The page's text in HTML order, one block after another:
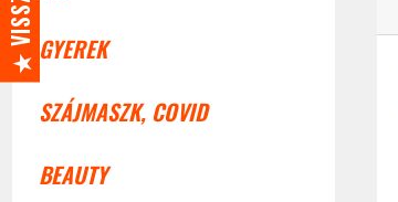
GYEREK
SZÁJMASZK, COVID
BEAUTY